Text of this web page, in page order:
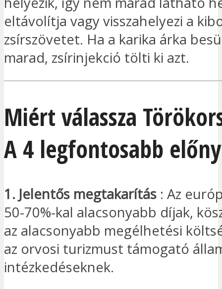
eltávolítja vagy visszahelyezi a
zsírszövetet. Ha a karika árka
marad, zsírinjekció tölti ki azt.
Miért válassza
A 4 legfontosabb előny
1. Jelentős megtakarítás : Az
50-70%-kal alacsonyabb díjak,
az alacsonyabb megélhetési
az orvosi turizmust támogató
intézkedéseknek.